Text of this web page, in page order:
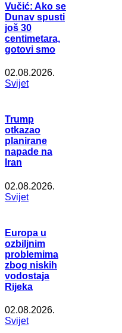
Vučić: Ako se
Dunav spusti
još 30
centimetara,
gotovi smo
02.08.2026.
Svijet
Trump
otkazao
planirane
napade na
Iran
02.08.2026.
Svijet
Europa u
ozbiljnim
problemima
zbog niskih
vodostaja
Rijeka
02.08.2026.
Svijet